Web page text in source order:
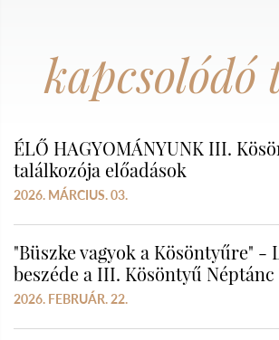
kapcsolódó
ÉLŐ HAGYOMÁNYUNK III.
találkozója előadások
2026. MÁRCIUS. 03.
"Büszke vagyok a Kösöntyűre" -
beszéde a III. Kösöntyű
2026. FEBRUÁR. 22.